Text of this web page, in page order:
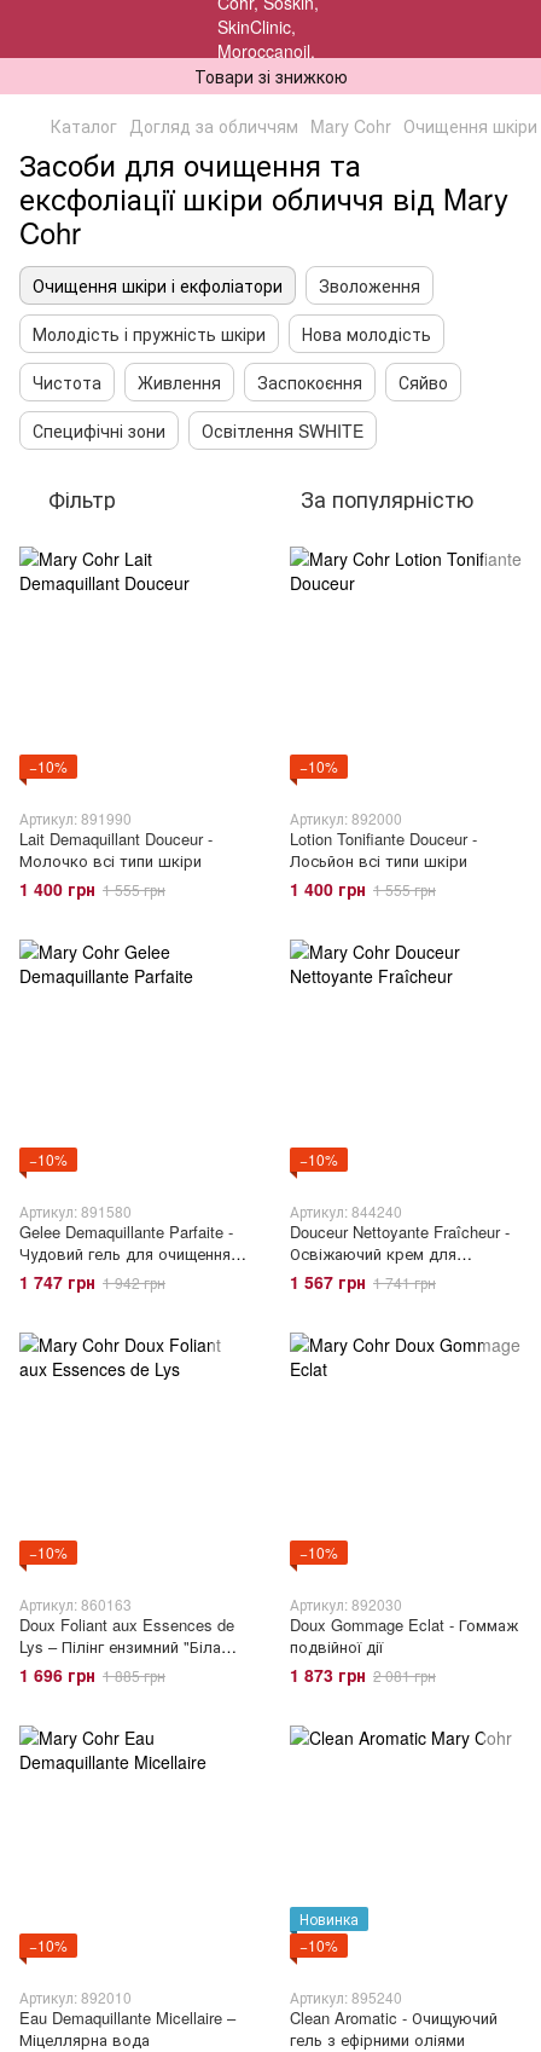
Товари зі знижкою
Каталог Догляд за обличчям Mary Cohr Очищення шкіри
Засоби для очищення та
ексфоліації шкіри обличчя від Mary
Cohr
Очищення шкіри і екфоліатори
Зволоження
Молодість і пружність шкіри
Нова молодість
Чистота
Живлення Заспокоєння
Сяйво
Специфічні зони
Освітлення SWHITE
Фільтр За популярністю
−10%
Артикул: 891990
Lait Demaquillant Douceur -
Молочко всі типи шкіри
1 400 грн 1 555 грн
−10%
Артикул: 892000
Lotion Tonifiante Douceur -
Лосьйон всі типи шкіри
1 400 грн 1 555 грн
−10%
Артикул: 891580
Gelee Demaquillante Parfaite -
Чудовий гель для очищення
обличчя
1 747 грн 1 942 грн
−10%
Артикул: 844240
Douceur Nettoyante Fraîcheur -
Освіжаючий крем для
вмивання
1 567 грн 1 741 грн
−10%
Артикул: 860163
Doux Foliant aux Essences de
Lys – Пілінг ензимний "Біла
лілія"
1 696 грн 1 885 грн
−10%
Артикул: 892030
Doux Gommage Eclat - Гоммаж
подвійної дії
1 873 грн 2 081 грн
−10%
Артикул: 892010
Eau Demaquillante Micellaire –
Міцеллярна вода
Новинка
−10%
Артикул: 895240
Clean Aromatic - Очищуючий
гель з ефірними оліями